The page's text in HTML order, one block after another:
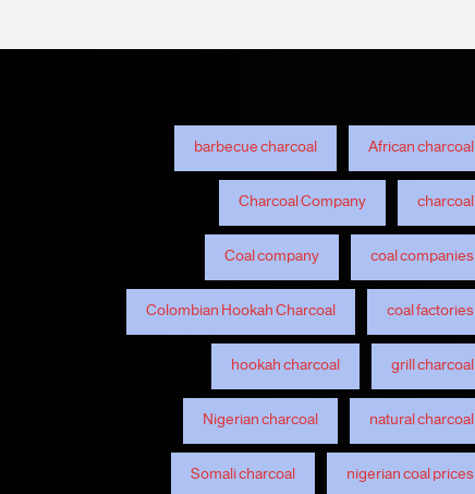
African charcoal
barbecue charcoal
charcoal
Charcoal Company
coal companies
Coal company
coal factories
Colombian Hookah Charcoal
grill charcoal
hookah charcoal
natural charcoal
Nigerian charcoal
nigerian coal prices
Somali charcoal